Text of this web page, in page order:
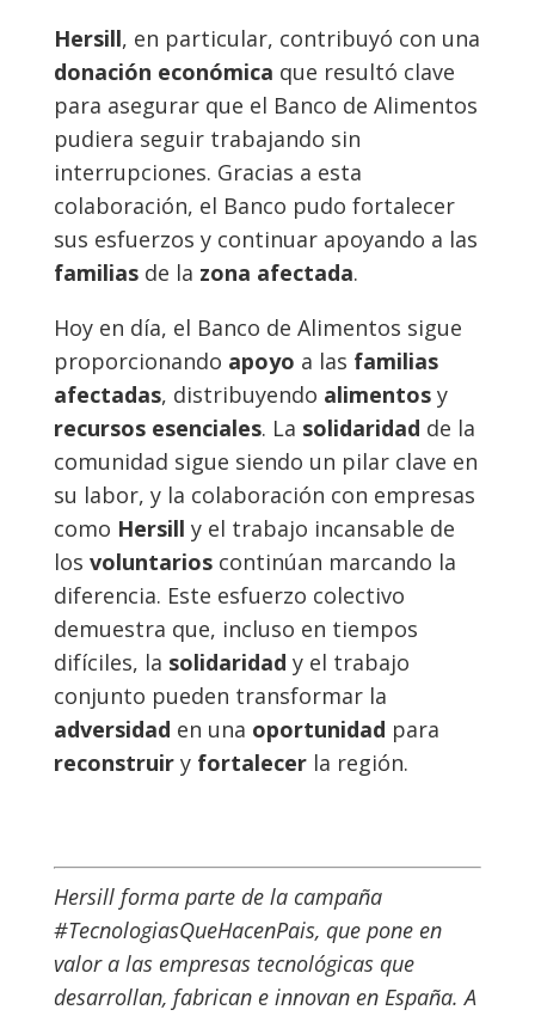
Hersill, en particular, contribuyó con una
donación económica que resultó clave
para asegurar que el Banco de Alimentos
pudiera seguir trabajando sin
interrupciones. Gracias a esta
colaboración, el Banco pudo fortalecer
sus esfuerzos y continuar apoyando a las
familiasde la zona afectada.
Hoy en día, el Banco de Alimentos sigue
proporcionando apoyo a las familias
afectadas, distribuyendo alimentosy
recursos esenciales. La solidaridad de la
comunidad sigue siendo un pilar clave en
su labor, y la colaboración con empresas
como Hersill y el trabajo incansable de
los voluntarioscontinúan marcando la
diferencia. Este esfuerzo colectivo
demuestra que, incluso en tiempos
difíciles, la solidaridad y el trabajo
conjunto pueden transformar la
adversidad en una oportunidad para
reconstruiry fortalecerla región.
Hersill forma parte de la campaña
#TecnologiasQueHacenPais, que pone en
valor a las empresas tecnológicas que
desarrollan, fabrican e innovan en España. A